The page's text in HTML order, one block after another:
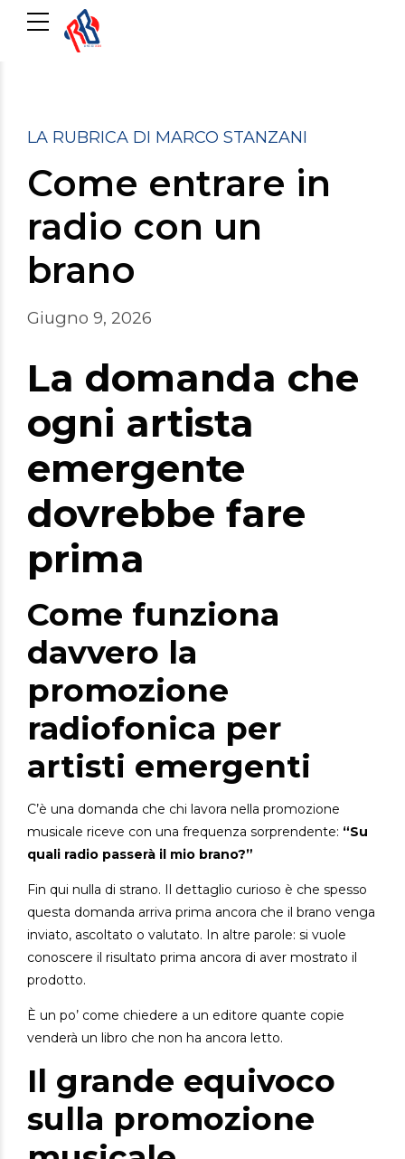
LA RUBRICA DI MARCO STANZANI
Come entrare in
radio con un
brano
Giugno 9, 2026
La domanda che
ogni artista
emergente
dovrebbe fare
prima
Come funziona
davvero la
promozione
radiofonica per
artisti emergenti
C’è una domanda che chi lavora nella promozione
musicale riceve con una frequenza sorprendente: “Su
quali radio passerà il mio brano?”
Fin qui nulla di strano. Il dettaglio curioso è che spesso
questa domanda arriva prima ancora che il brano venga
inviato, ascoltato o valutato. In altre parole: si vuole
conoscere il risultato prima ancora di aver mostrato il
prodotto.
È un po’ come chiedere a un editore quante copie
venderà un libro che non ha ancora letto.
Il grande equivoco
sulla promozione